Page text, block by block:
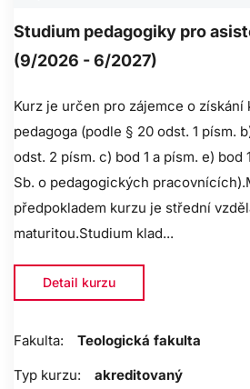
Studium pedagogiky pro
(9/2026 - 6/2027)
Kurz je určen pro zájemce o
pedagoga (podle § 20 odst. 1 písm.
odst. 2 písm. c) bod 1 a písm. e) bod
Sb. o pedagogických
předpokladem kurzu je střední
maturitou.Studium klad...
Detail kurzu
Fakulta:
Teologická fakulta
Typ kurzu:
akreditovaný